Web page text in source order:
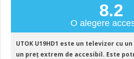
8.2
O alegere
UTOK U19HD1 este un televizor cu
un preț extrem de accesibil. Este